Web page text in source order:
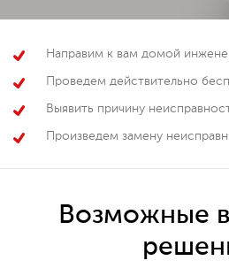
Направим к вам домой
Проведем действительно
Выявить причину
Произведем замену
Возможные